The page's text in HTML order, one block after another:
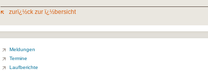
zurï¿½ck zur ï¿½bersicht
Meldungen
Termine
Laufberichte